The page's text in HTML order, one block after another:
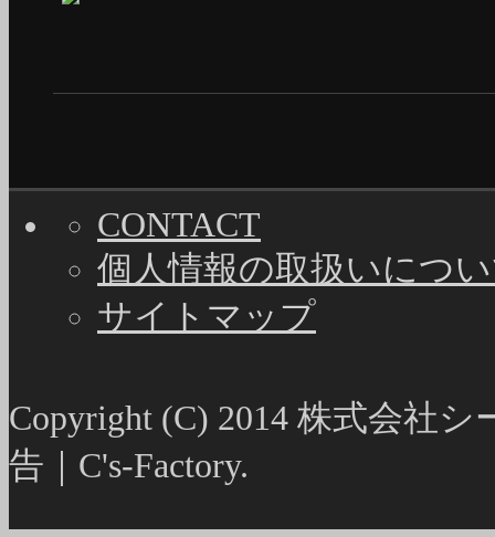
CONTACT
個人情報の取扱いにつ
サイトマップ
Copyright (C) 2014 株式会社
告｜C's-Factory.